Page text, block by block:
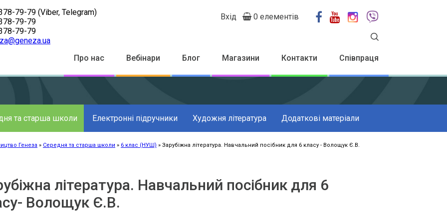
79-79 (Viber, Telegram)
79-79
79-79
menu
Вхід 0 елементів
Top
Menu
Про нас Вебінари Блог Магазини Контакти Співпраця
та старша школи Електронні підручники Художня література Додаткові матеріали
Генеза Середня та старша школи 6 клас (НУШ) Зарубіжна література. Навчальний посібник для 6 класу - Волощук Є.В.
література. Навчальний посібник для 6
Волощук Є.В.